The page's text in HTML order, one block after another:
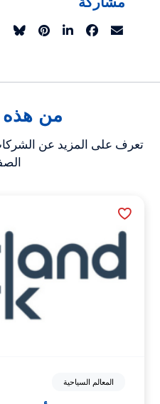
مشاركة
من هذه
تعرف على المزيد عن
المعالم السياحية